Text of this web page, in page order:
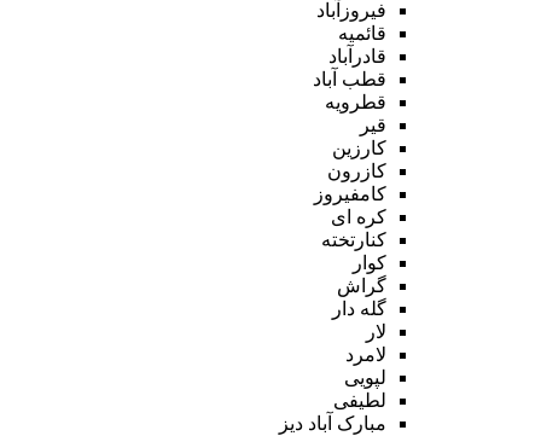
فیروزآباد
قائمیه
قادرآباد
قطب آباد
قطرویه
قیر
کارزین
کازرون
کامفیروز
کره ای
کنارتخته
کوار
گراش
گله دار
لار
لامرد
لپویی
لطیفی
مبارک آباد دیز